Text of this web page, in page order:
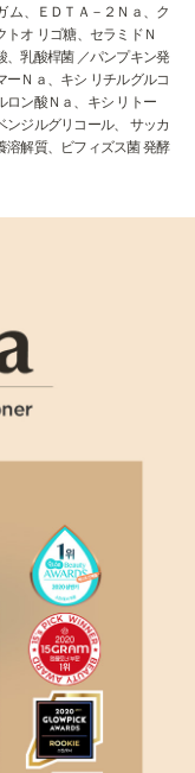
ム、ＥＤＴＡ－２Ｎａ、ク
トオ リゴ糖、セラミドＮ
、乳酸桿菌 ／パンプキン発
Ｎａ、キシ リチルグルコ
ロン酸Ｎａ、キシ リトー
ンジルグリコール、 サッカ
溶解質、ビフィズス菌 発酵